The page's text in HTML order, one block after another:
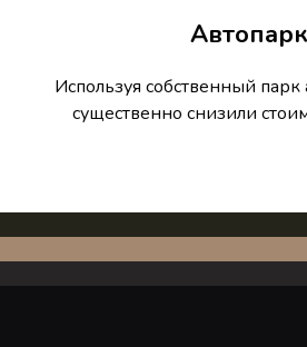
Автопарк
Используя собственный
существенно снизили